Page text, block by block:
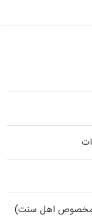
(مخصوص اهل سنت)